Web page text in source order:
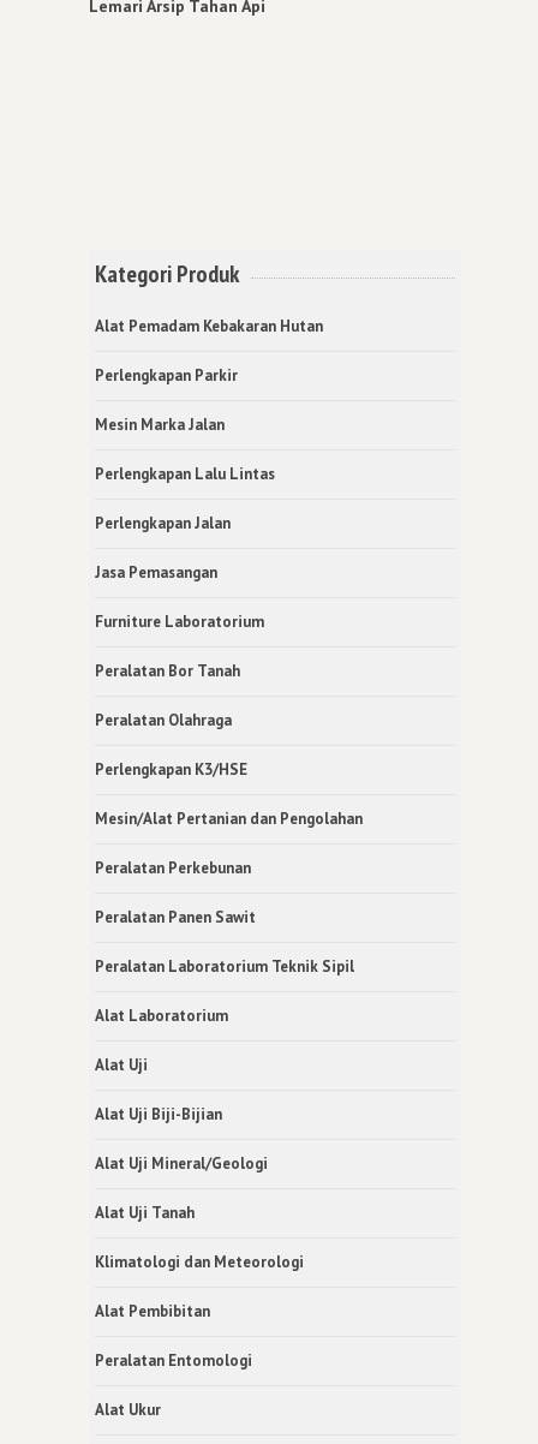
Lemari Arsip Tahan Api
Kategori Produk
Alat Pemadam Kebakaran Hutan
Perlengkapan Parkir
Mesin Marka Jalan
Perlengkapan Lalu Lintas
Perlengkapan Jalan
Jasa Pemasangan
Furniture Laboratorium
Peralatan Bor Tanah
Peralatan Olahraga
Perlengkapan K3/HSE
Mesin/Alat Pertanian dan Pengolahan
Peralatan Perkebunan
Peralatan Panen Sawit
Peralatan Laboratorium Teknik Sipil
Alat Laboratorium
Alat Uji
Alat Uji Biji-Bijian
Alat Uji Mineral/Geologi
Alat Uji Tanah
Klimatologi dan Meteorologi
Alat Pembibitan
Peralatan Entomologi
Alat Ukur